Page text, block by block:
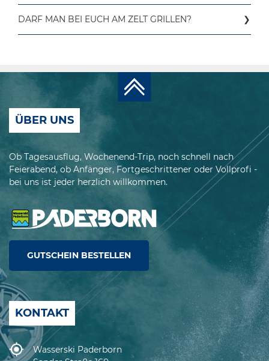
Grill ist nichts einzuwenden.
Übermäßiger Alkoholkonsum ist nicht gestattet.
DARF MAN BEI EUCH AM ZELT GRILLEN?
Grillen mit Holzkohle ist ausschließlich auf den
Stellplätzen im Parkplatzbereich möglich.
ÜBER UNS
Ob Tagesausflug, Wochenend-Trip, noch schnell nach
Feierabend, ob Anfänger, Fortgeschrittener oder Vollprofi -
bei uns ist jeder herzlich willkommen.
GUTSCHEIN BESTELLEN
KONTAKT
Wasserski Paderborn